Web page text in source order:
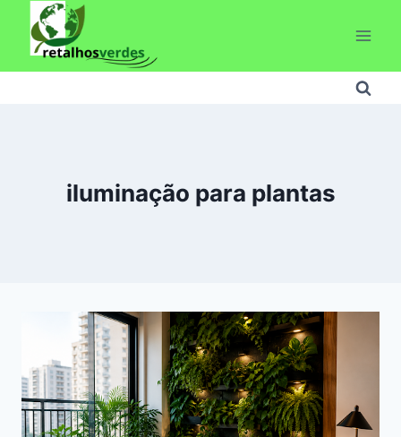
para
iluminação para plantas